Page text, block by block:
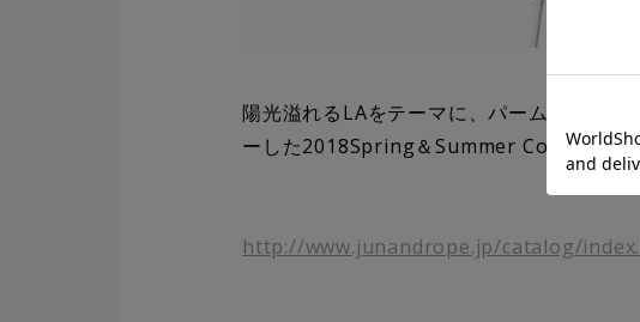
陽光溢れるLAをテーマに、パームツリー
ーした2018Spring＆Summer Collectoin
http://www.junandrope.jp/catalog/